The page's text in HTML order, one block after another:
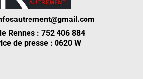
Rennes : 752 406 884
de presse : 0620 W